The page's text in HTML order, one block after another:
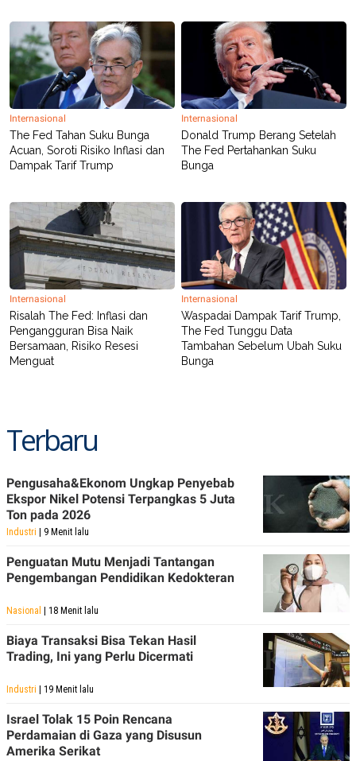
E
P
P
R
A
D
V
E
T
S
I
N
K
G
M
E
D
.
I
D
PEMBERITAAN
SIBER
Internasional
The Fed Tahan Suku Bunga
Acuan, Soroti Risiko Inflasi dan
Dampak Tarif Trump
Internasional
Donald Trump Berang Setelah
The Fed Pertahankan Suku
Bunga
Internasional
Risalah The Fed: Inflasi dan
Pengangguran Bisa Naik
Bersamaan, Risiko Resesi
Menguat
Internasional
Waspadai Dampak Tarif Trump,
The Fed Tunggu Data
Tambahan Sebelum Ubah Suku
Bunga
Terbaru
Pengusaha&Ekonom Ungkap Penyebab
Ekspor Nikel Potensi Terpangkas 5 Juta
Ton pada 2026
Industri | 9 Menit lalu
Penguatan Mutu Menjadi Tantangan
Pengembangan Pendidikan Kedokteran
Nasional | 18 Menit lalu
Biaya Transaksi Bisa Tekan Hasil
Trading, Ini yang Perlu Dicermati
Industri | 19 Menit lalu
Israel Tolak 15 Poin Rencana
Perdamaian di Gaza yang Disusun
Amerika Serikat